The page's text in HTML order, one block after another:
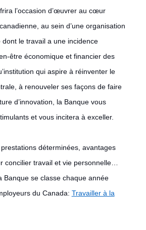
l’occasion d’œuvrer au cœur
au sein d’une organisation
le travail a une incidence
être économique et financier des
qui aspire à réinventer le
à renouveler ses façons de faire
d’innovation, la Banque vous
et vous incitera à exceller.
déterminées, avantages
concilier travail et vie personnelle…
Banque se classe chaque année
du Canada: Travailler à la